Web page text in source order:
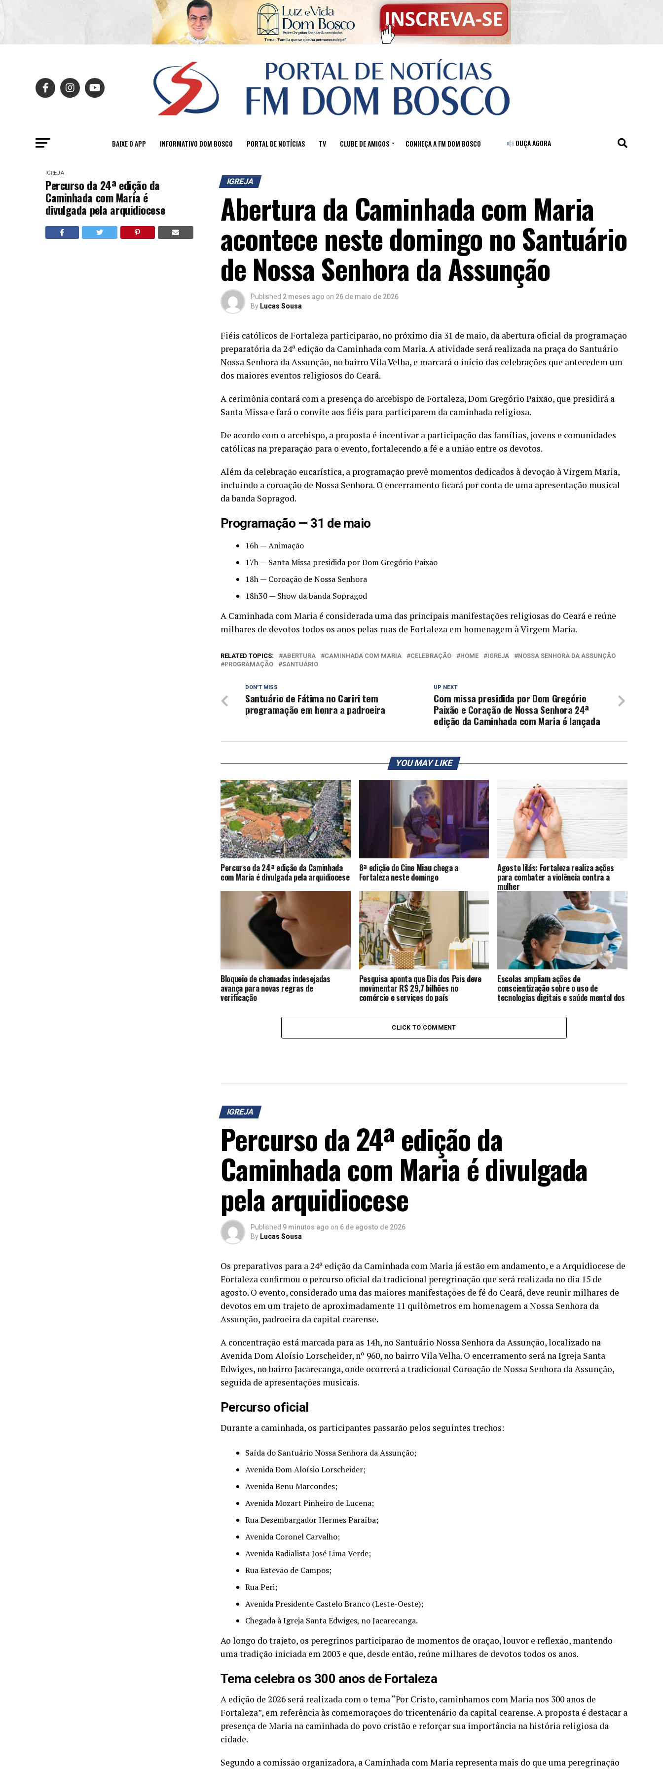
BAIXE O APP INFORMATIVO DOM BOSCO PORTAL DE NOTÍCIAS TV CLUBE DE AMIGOS CONHEÇA A FM DOM BOSCO OUÇA AGORA
IGREJA
Percurso da 24ª edição da
Caminhada com Maria é
divulgada pela arquidiocese
IGREJA
Abertura da Caminhada com Maria
acontece neste domingo no Santuário
de Nossa Senhora da Assunção
Published 2 meses ago on 26 de maio de 2026
By Lucas Sousa
Fiéis católicos de Fortaleza participarão, no próximo dia 31 de maio, da abertura oficial da programação
preparatória da 24ª edição da Caminhada com Maria. A atividade será realizada na praça do Santuário
Nossa Senhora da Assunção, no bairro Vila Velha, e marcará o início das celebrações que antecedem um
dos maiores eventos religiosos do Ceará.
A cerimônia contará com a presença do arcebispo de Fortaleza, Dom Gregório Paixão, que presidirá a
Santa Missa e fará o convite aos fiéis para participarem da caminhada religiosa.
De acordo com o arcebispo, a proposta é incentivar a participação das famílias, jovens e comunidades
católicas na preparação para o evento, fortalecendo a fé e a união entre os devotos.
Além da celebração eucarística, a programação prevê momentos dedicados à devoção à Virgem Maria,
incluindo a coroação de Nossa Senhora. O encerramento ficará por conta de uma apresentação musical
da banda Sopragod.
Programação — 31 de maio
16h — Animação
17h — Santa Missa presidida por Dom Gregório Paixão
18h — Coroação de Nossa Senhora
18h30 — Show da banda Sopragod
A Caminhada com Maria é considerada uma das principais manifestações religiosas do Ceará e reúne
milhares de devotos todos os anos pelas ruas de Fortaleza em homenagem à Virgem Maria.
RELATED TOPICS: ABERTURA CAMINHADA COM MARIA CELEBRAÇÃO HOME IGREJA
NOSSA SENHORA DA ASSUNÇÃO
PROGRAMAÇÃO
SANTUÁRIO
UP NEXT
Com missa presidida por Dom Gregório
Paixão e Coração de Nossa Senhora 24ª
edição da Caminhada com Maria é lançada
DON'T MISS
Santuário de Fátima no Cariri tem
programação em honra a padroeira
YOU MAY LIKE
Percurso da 24ª edição da Caminhada
com Maria é divulgada pela arquidiocese
8ª edição do Cine Miau chega a
Fortaleza neste domingo
Agosto lilás: Fortaleza realiza ações
para combater a violência contra a
mulher
Bloqueio de chamadas indesejadas
avança para novas regras de
verificação
Pesquisa aponta que Dia dos Pais deve
movimentar R$ 29,7 bilhões no
comércio e serviços do país
Escolas ampliam ações de
conscientização sobre o uso de
tecnologias digitais e saúde mental dos
CLICK TO COMMENT
IGREJA
Percurso da 24ª edição da
Caminhada com Maria é divulgada
pela arquidiocese
Published 9 minutos ago on 6 de agosto de 2026
By Lucas Sousa
Os preparativos para a 24ª edição da Caminhada com Maria já estão em andamento, e a Arquidiocese de
Fortaleza confirmou o percurso oficial da tradicional peregrinação que será realizada no dia 15 de
agosto. O evento, considerado uma das maiores manifestações de fé do Ceará, deve reunir milhares de
devotos em um trajeto de aproximadamente 11 quilômetros em homenagem a Nossa Senhora da
Assunção, padroeira da capital cearense.
A concentração está marcada para as 14h, no Santuário Nossa Senhora da Assunção, localizado na
Avenida Dom Aloísio Lorscheider, nº 960, no bairro Vila Velha. O encerramento será na Igreja Santa
Edwiges, no bairro Jacarecanga, onde ocorrerá a tradicional Coroação de Nossa Senhora da Assunção,
seguida de apresentações musicais.
Percurso oficial
Durante a caminhada, os participantes passarão pelos seguintes trechos:
Saída do Santuário Nossa Senhora da Assunção;
Avenida Dom Aloísio Lorscheider;
Avenida Benu Marcondes;
Avenida Mozart Pinheiro de Lucena;
Rua Desembargador Hermes Paraíba;
Avenida Coronel Carvalho;
Avenida Radialista José Lima Verde;
Rua Estevão de Campos;
Rua Peri;
Avenida Presidente Castelo Branco (Leste-Oeste);
Chegada à Igreja Santa Edwiges, no Jacarecanga.
Ao longo do trajeto, os peregrinos participarão de momentos de oração, louvor e reflexão, mantendo
uma tradição iniciada em 2003 e que, desde então, reúne milhares de devotos todos os anos.
Tema celebra os 300 anos de Fortaleza
A edição de 2026 será realizada com o tema “Por Cristo, caminhamos com Maria nos 300 anos de
Fortaleza”, em referência às comemorações do tricentenário da capital cearense. A proposta é destacar a
presença de Maria na caminhada do povo cristão e reforçar sua importância na história religiosa da
cidade.
Segundo a comissão organizadora, a Caminhada com Maria representa mais do que uma peregrinação